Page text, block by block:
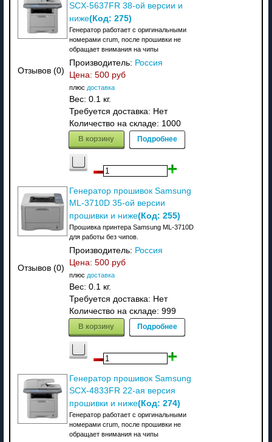
Отзывов (0)
SCX-5637FR 38-ой версии и
ниже(Код: 275)
Генератор работает с оригинальными
номерами crum, после прошивки не
обращает внимания на чипы
Производитель: Россия
Цена: 500 руб
плюс доставка
Вес: 0.1 кг.
Требуется доставка: Нет
Количество на складе: 1000
В корзину Подробнее
Отзывов (0)
Генератор прошивок Samsung
ML-3710D 35-ой версии
прошивки и ниже(Код: 255)
Прошивка принтера Samsung ML-3710D
для работы без чипов.
Производитель: Россия
Цена: 500 руб
плюс доставка
Вес: 0.1 кг.
Требуется доставка: Нет
Количество на складе: 999
В корзину Подробнее
Генератор прошивок Samsung
SCX-4833FR 22-ая версия
прошивки и ниже(Код: 274)
Генератор работает с оригинальными
номерами crum, после прошивки не
обращает внимания на чипы